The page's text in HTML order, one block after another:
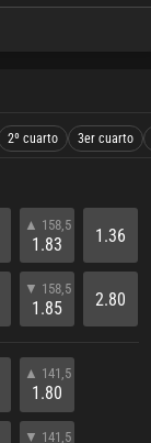
2º cuarto 3er cuarto
▲ 158,5
1.83
▼ 158,5
1.85
1.36
2.80
▲ 141,5
1.80
▼ 141,5